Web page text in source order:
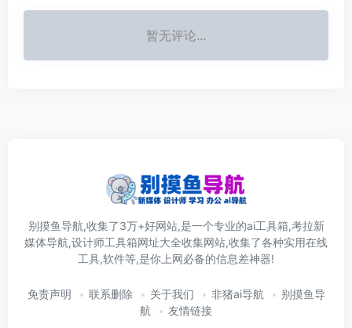
暂无评论...
别摸鱼导航,收集了3万+好网站,是一个专业的ai工具箱,考拉新
媒体导航,设计师工具箱网址大全收集网站,收集了各种实用在线
工具,软件等,是你上网必备的信息差神器!
免责声明 联系删除 关于我们 非猪ai导航
别摸鱼导
航
友情链接